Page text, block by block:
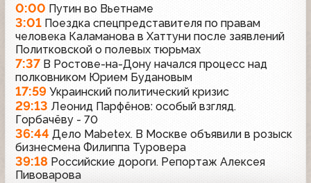
0:00 Путин во Вьетнаме
3:01 Поездка спецпредставителя по правам
человека Каламанова в Хаттуни после заявлений
Политковской о полевых тюрьмах
7:37 В Ростове-на-Дону начался процесс над
полковником Юрием Будановым
17:59 Украинский политический кризис
29:13 Леонид Парфёнов: особый взгляд.
Горбачёву - 70
36:44 Дело Mabetex. В Москве объявили в розыск
бизнесмена Филиппа Туровера
39:18 Российские дороги. Репортаж Алексея
Пивоварова